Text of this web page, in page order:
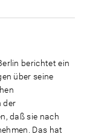
berichtet ein
über seine
der
daß sie nach
Das hat